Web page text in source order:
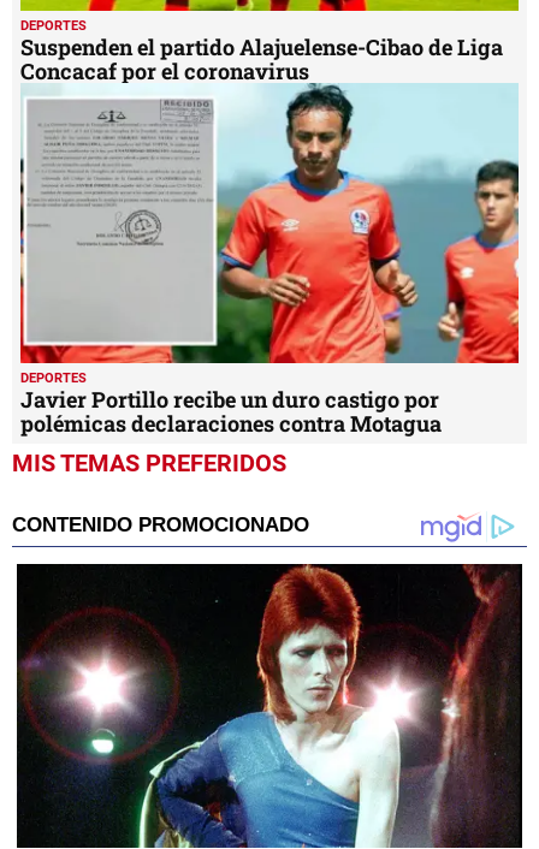
DEPORTES
Suspenden el partido Alajuelense-Cibao de Liga
Concacaf por el coronavirus
DEPORTES
Javier Portillo recibe un duro castigo por
polémicas declaraciones contra Motagua
MIS TEMAS PREFERIDOS